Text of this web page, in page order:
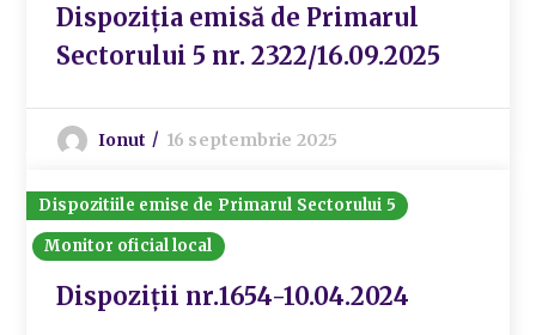
Dispoziția emisă de Primarul
Sectorului 5 nr. 2322/16.09.2025
Ionut 16 septembrie 2025
Dispozitiile emise de Primarul Sectorului 5
Monitor oficial local
Dispoziții nr.1654-10.04.2024